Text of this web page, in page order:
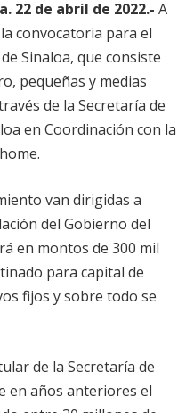
22 de abril de 2022.- A
convocatoria para el
Sinaloa, que consiste
pequeñas y medias
de la Secretaría de
en Coordinación con la
van dirigidas a
del Gobierno del
en montos de 300 mil
para capital de
fijos y sobre todo se
de la Secretaría de
en años anteriores el